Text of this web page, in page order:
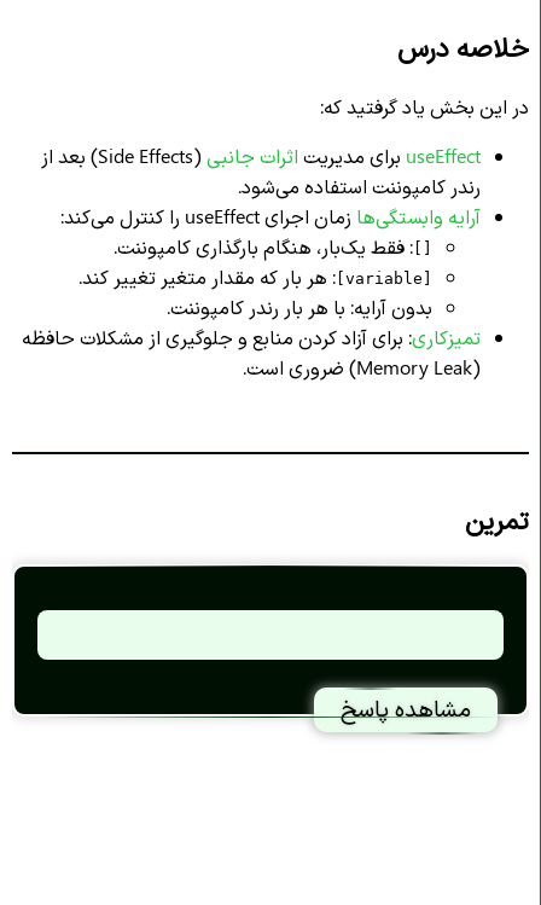
خلاصه درس
در این بخش یاد گرفتید که:
useEffect برای مدیریت اثرات جانبی
(Side Effects) بعد از
رندر کامپوننت استفاده می‌شود.
آرایه وابستگی‌ها زمان اجرای useEffect را کنترل می‌کند:
[] : فقط یک‌بار، هنگام بارگذاری کامپوننت.
[variable]
: هر بار که مقدار متغیر تغییر کند.
بدون آرایه: با هر بار رندر کامپوننت.
تمیزکاری: برای آزاد کردن منابع و جلوگیری از مشکلات حافظه
(Memory Leak) ضروری است.
تمرین
مشاهده پاسخ